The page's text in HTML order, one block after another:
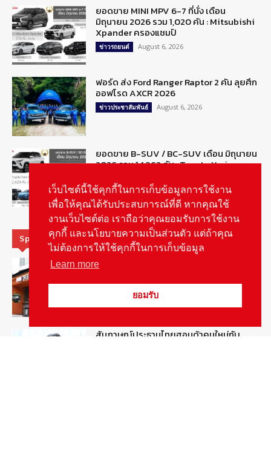
ยอดขาย MINI MPV 6-7 ที่นั่ง เดือน
มิถุนายน 2026 รวม 1,020 คัน : Mitsubishi
Xpander ครองแชมป์
ข่าวรถยนต์ August 6, 2026
ฟอร์ด ส่ง Ford Ranger Raptor 2 คัน ลุยศึก
ออฟโรด AXCR 2026
ข่าวประชาสัมพันธ์ August 6, 2026
ยอดขาย B-SUV / BC-SUV เดือน มิถุนายน
2026 รวม 14,362 คัน : Toyota Yaris
ข่าวรถยนต์ August 6, 2026
Special Picks
รู้จัก “MG IM Privilege” สิทธิพิเศษสำหรับ
สัมภาษณ์ประธานไทยฮอนด้าคนใหม่กับ
เว็บไซต์นี้ใช้คุกกี้ในการเก็บข้อมูลการใช้งาน
เพื่อให้คุณได้รับประสบการณ์ที่ดี หากคุณใช้
งานเว็บไซต์ต่อ เราถือว่าคุณยอมรับการใช้งาน
คุกกี้ และนโยบายความเป็นส่วนตัว แต่ถ้าคุณ
ไม่ต้องการให้ใช้คุกกี้ในการเก็บข้อมูล
Learn more
ยอมรับ